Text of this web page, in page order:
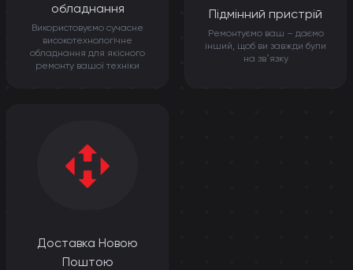
обладнання
Використовуємо сучасне
високотехнологічне
обладнання для якісного
ремонту вашої техніки
Підмінний пристрій
Ремонтуємо ваш – даємо
інший, щоб ви завжди були
на звʼязку
Доставка Новою
Поштою